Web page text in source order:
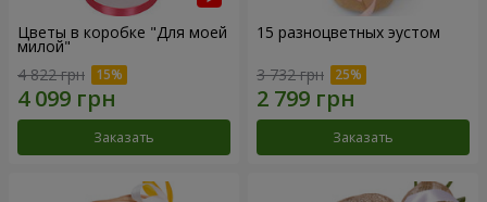
Цветы в коробке "Для моей
милой"
4 822 грн
Заказать
15 разноцветных эустом
3 732 грн
Заказать